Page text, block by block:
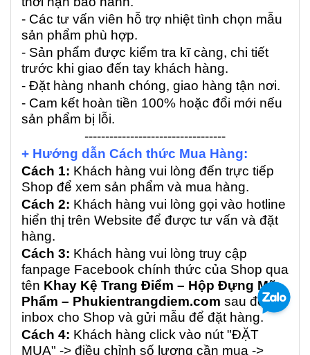
- Các tư vấn viên hỗ trợ nhiệt tình chọn mẫu
sản phẩm phù hợp.
- Sản phẩm được kiểm tra kĩ càng, chi tiết
trước khi giao đến tay khách hàng.
- Đặt hàng nhanh chóng, giao hàng tận nơi.
- Cam kết hoàn tiền 100% hoặc đổi mới nếu
sản phẩm bị lỗi.
----------------------------------
+ Hướng dẫn Cách thức Mua Hàng:
Cách 1: Khách hàng vui lòng đến trực tiếp
Shop để xem sản phẩm và mua hàng.
Cách 2: Khách hàng vui lòng gọi vào hotline
hiển thị trên Website để được tư vấn và đặt
hàng.
Cách 3: Khách hàng vui lòng truy cập
fanpage Facebook chính thức của Shop qua
tên Khay Kệ Trang Điểm – Hộp Đựng Mỹ
Phẩm – Phukientrangdiem.com sau đó
inbox cho Shop và gửi mẫu để đặt hàng.
Cách 4: Khách hàng click vào nút "ĐẶT
MUA" -> điều chỉnh số lượng cần mua ->